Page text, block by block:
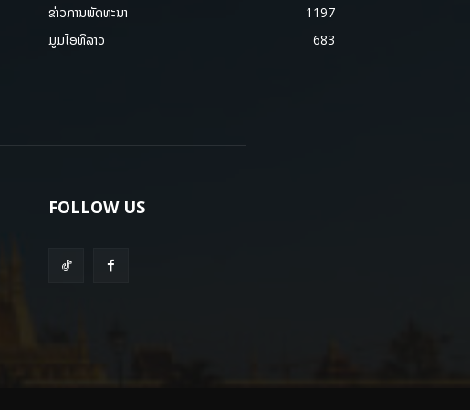
ຂ່າວການພັດທະນາ
1197
ມູມໄອທີລາວ
683
FOLLOW US